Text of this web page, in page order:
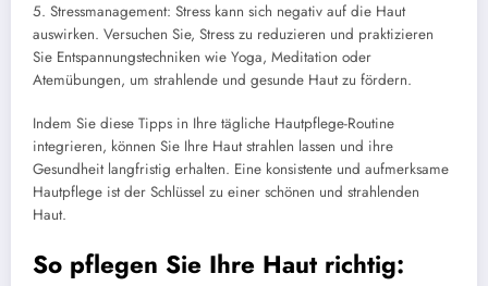
5. Stressmanagement: Stress kann sich negativ auf die Haut
auswirken. Versuchen Sie, Stress zu reduzieren und praktizieren
Sie Entspannungstechniken wie Yoga, Meditation oder
Atemübungen, um strahlende und gesunde Haut zu fördern.
Indem Sie diese Tipps in Ihre tägliche Hautpflege-Routine
integrieren, können Sie Ihre Haut strahlen lassen und ihre
Gesundheit langfristig erhalten. Eine konsistente und aufmerksame
Hautpflege ist der Schlüssel zu einer schönen und strahlenden
Haut.
So pflegen Sie Ihre Haut richtig: